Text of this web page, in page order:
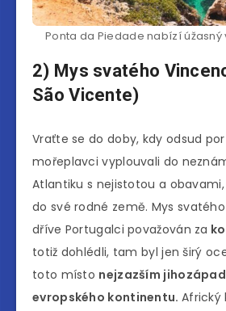
Ponta da Piedade nabízí
2) Mys svatého
São Vicente)
Vraťte se do doby, kdy odsud
mořeplavci vyplouvali do
Atlantiku s nejistotou a
do své rodné země. Mys
dříve Portugalci považován za
totiž dohlédli, tam byl jen širý
toto místo nejzazším
evropského kontinentu. Africký